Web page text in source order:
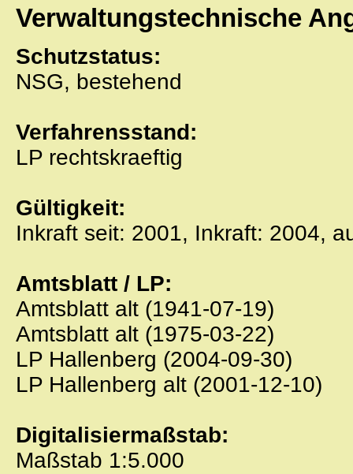
Verwaltungstechnische
Schutzstatus:
NSG, bestehend
Verfahrensstand:
LP rechtskraeftig
Gültigkeit:
Inkraft seit: 2001, Inkraft: 2004,
Amtsblatt / LP:
Amtsblatt alt (1941-07-19)
Amtsblatt alt (1975-03-22)
LP Hallenberg (2004-09-30)
LP Hallenberg alt (2001-12-10)
Digitalisiermaßstab:
Maßstab 1:5.000